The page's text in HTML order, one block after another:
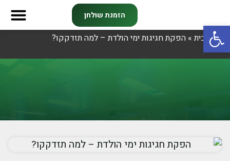
הזמנת שולחן
דף הבית» הפקת חגיגות ימי הולדת – למה תזדקקו?פתח סרגל נגישות